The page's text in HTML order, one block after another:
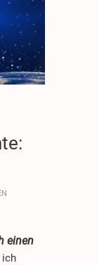
*
*
.
einen
ich